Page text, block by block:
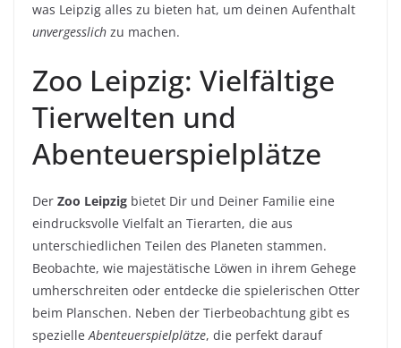
was Leipzig alles zu bieten hat, um deinen Aufenthalt
unvergesslich zu machen.
Zoo Leipzig: Vielfältige
Tierwelten und
Abenteuerspielplätze
Der Zoo Leipzig bietet Dir und Deiner Familie eine
eindrucksvolle Vielfalt an Tierarten, die aus
unterschiedlichen Teilen des Planeten stammen.
Beobachte, wie majestätische Löwen in ihrem Gehege
umherschreiten oder entdecke die spielerischen Otter
beim Planschen. Neben der Tierbeobachtung gibt es
spezielleAbenteuerspielplätze, die perfekt darauf